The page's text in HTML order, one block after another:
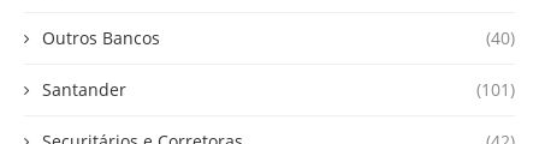
Outros Bancos (40)
Santander (101)